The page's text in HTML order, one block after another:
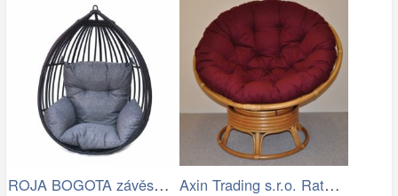
ROJA BOGOTA závěsné křeslo - bez… Axin Trading s.r.o. Ratanový papasan…